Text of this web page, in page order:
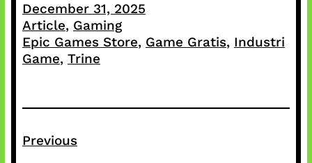
December 31, 2025
Article, Gaming
Epic Games Store, Game Gratis, Industri
Game, Trine
Previous